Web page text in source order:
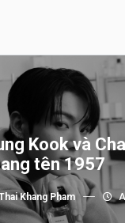
Kook và
tên 1957
Khang Pham